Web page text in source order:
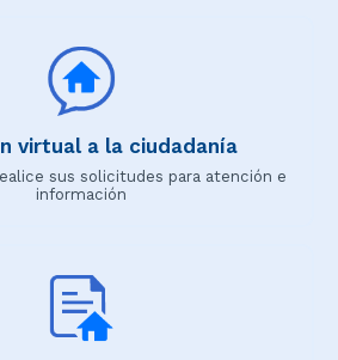
virtual a la ciudadanía
sus solicitudes para atención e
información